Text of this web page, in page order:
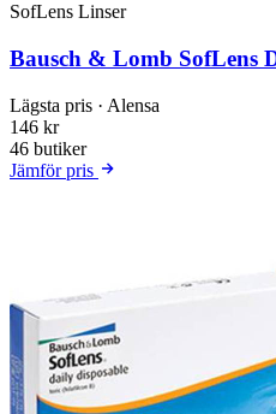
SofLens Linser
Bausch & Lomb SofLens
Lägsta pris · Alensa
146 kr
46 butiker
Jämför pris